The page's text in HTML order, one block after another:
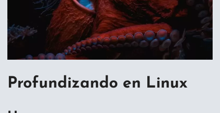
Profundizando en Linux